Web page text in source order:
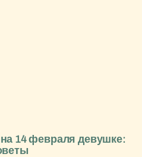
14 февраля девушке: